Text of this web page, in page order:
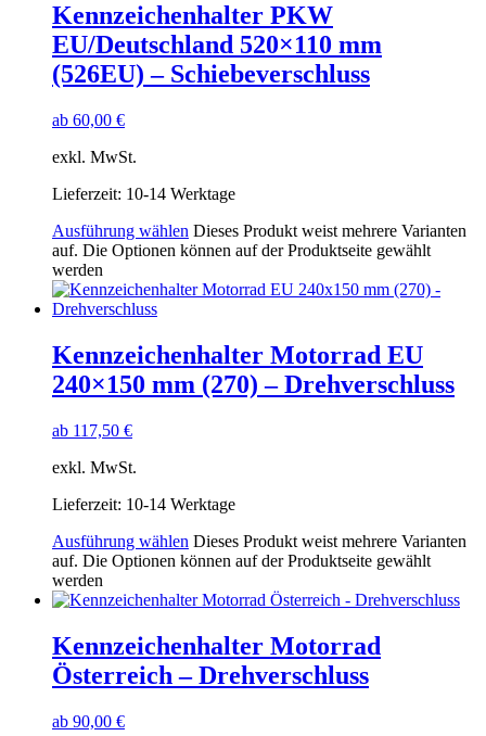
Kennzeichenhalter PKW
EU/Deutschland 520×110 mm
(526EU) – Schiebeverschluss
ab 60,00 €
exkl. MwSt.
Lieferzeit: 10-14 Werktage
Ausführung wählen Dieses Produkt weist mehrere Varianten
auf. Die Optionen können auf der Produktseite gewählt
werden
Kennzeichenhalter Motorrad EU
240×150 mm (270) – Drehverschluss
ab 117,50 €
exkl. MwSt.
Lieferzeit: 10-14 Werktage
Ausführung wählen Dieses Produkt weist mehrere Varianten
auf. Die Optionen können auf der Produktseite gewählt
werden
Kennzeichenhalter Motorrad
Österreich – Drehverschluss
ab 90,00 €